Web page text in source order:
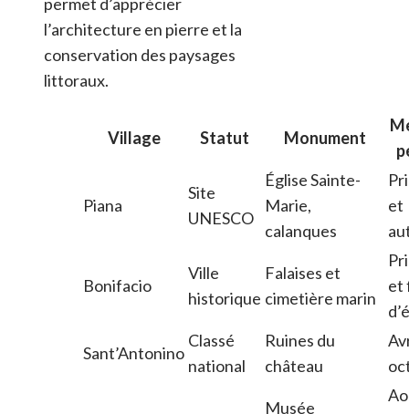
l’architecture en pierre et la
conservation des paysages
littoraux.
Village Statut Monument
Piana
Site
UNESCO
Église Sainte-
Marie,
calanques
et
Bonifacio
Ville
historique
Falaises et
cimetière marin
et
Sant’Antonino
Classé
national
Ruines du
château
Musée